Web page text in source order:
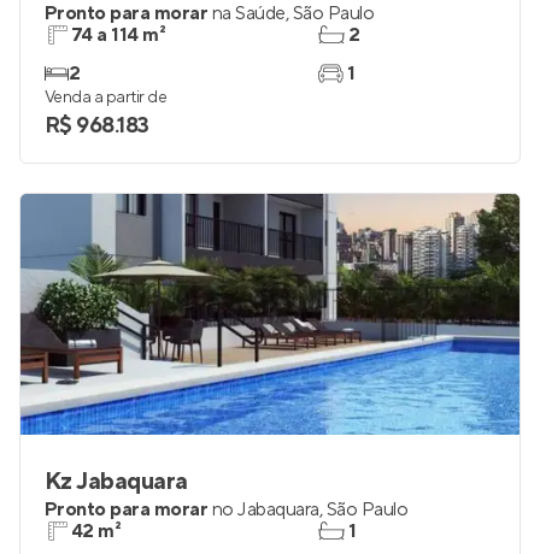
Pronto para morar na Saúde,São Paulo
74 a 114 m²
2
2
1
Venda a partir de
R$ 968.183
Kz Jabaquara
Pronto para morar no Jabaquara,São Paulo
42 m²
1